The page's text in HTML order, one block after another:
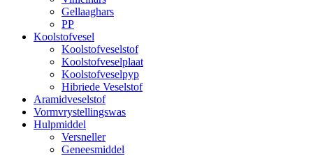
Gellaaghars
PP
Koolstofvesel
Koolstofveselstof
Koolstofveselplaat
Koolstofveselpyp
Hibriede Veselstof
Aramidveselstof
Vormvrystellingswas
Hulpmiddel
Versneller
Geneesmiddel